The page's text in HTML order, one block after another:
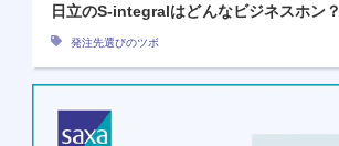
日立のS-integralはどんなビジネスホン？
発注先選びのツボ